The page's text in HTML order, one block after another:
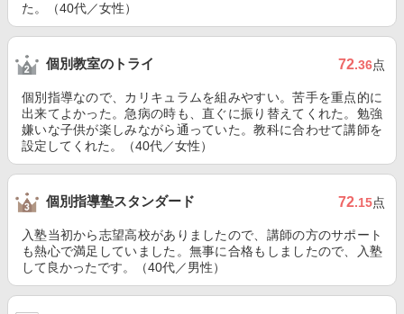
た。（40代／女性）
個別教室のトライ 72.36点
個別指導なので、カリキュラムを組みやすい。苦手を重点的に
出来てよかった。急病の時も、直ぐに振り替えてくれた。勉強
嫌いな子供が楽しみながら通っていた。教科に合わせて講師を
設定してくれた。（40代／女性）
個別指導塾スタンダード 72.15点
入塾当初から志望高校がありましたので、講師の方のサポート
も熱心で満足していました。無事に合格もしましたので、入塾
して良かったです。（40代／男性）